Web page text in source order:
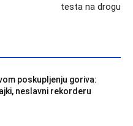
testa na drogu
poskupljenju goriva:
neslavni rekorderu